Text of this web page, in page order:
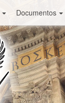
Documentos